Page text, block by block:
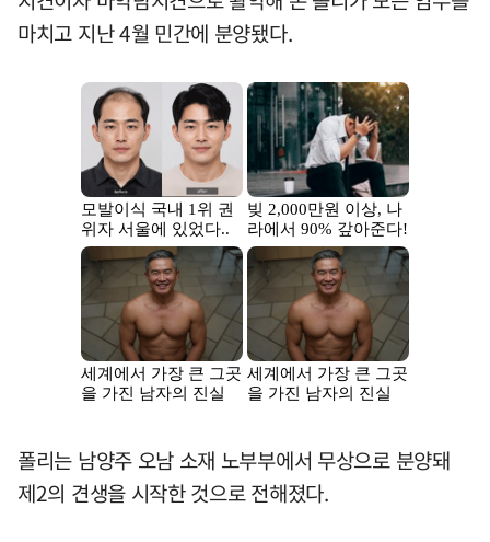
마치고 지난 4월 민간에 분양됐다.
폴리는 남양주 오남 소재 노부부에서 무상으로 분양돼
제2의 견생을 시작한 것으로 전해졌다.